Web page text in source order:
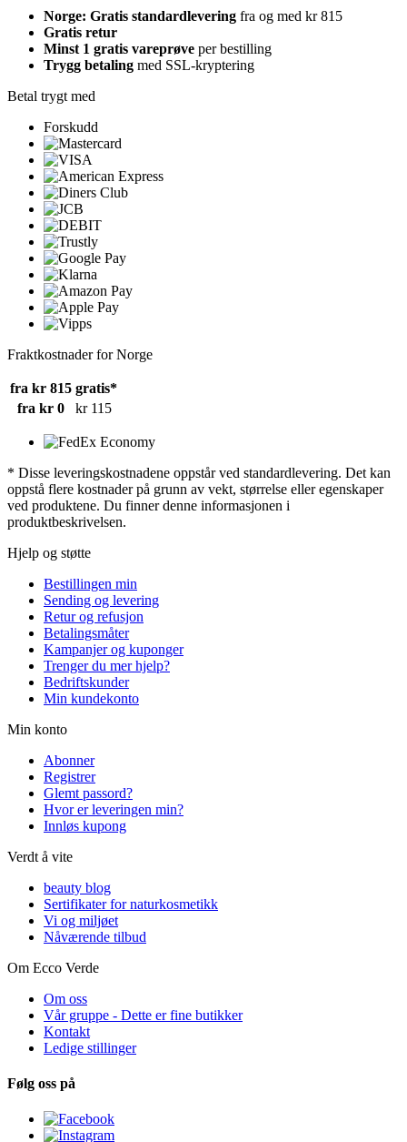
Norge: Gratis standardlevering fra og med kr 815
Gratis retur
Minst 1 gratis vareprøve per bestilling
Trygg betaling med SSL-kryptering
Betal trygt med
Forskudd
Fraktkostnader for Norge
fra kr 815 gratis*
fra kr 0
kr 115
* Disse leveringskostnadene oppstår ved standardlevering. Det kan
oppstå flere kostnader på grunn av vekt, størrelse eller egenskaper
ved produktene. Du finner denne informasjonen i
produktbeskrivelsen.
Hjelp og støtte
Bestillingen min
Sending og levering
Retur og refusjon
Betalingsmåter
Kampanjer og kuponger
Trenger du mer hjelp?
Bedriftskunder
Min kundekonto
Min konto
Abonner
Registrer
Glemt passord?
Hvor er leveringen min?
Innløs kupong
Verdt å vite
beauty blog
Sertifikater for naturkosmetikk
Vi og miljøet
Nåværende tilbud
Om Ecco Verde
Om oss
Vår gruppe - Dette er fine butikker
Kontakt
Ledige stillinger
Følg oss på